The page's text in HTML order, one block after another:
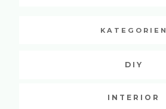
KATEGORIEN
DIY
INTERIOR